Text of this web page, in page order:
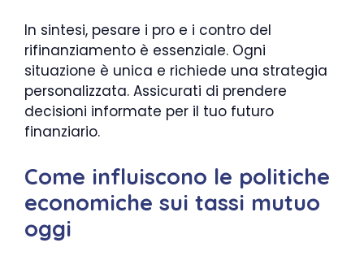
In sintesi, pesare i pro e i contro del
rifinanziamento è essenziale. Ogni
situazione è unica e richiede una strategia
personalizzata. Assicurati di prendere
decisioni informate per il tuo futuro
finanziario.
Come influiscono le politiche
economiche sui tassi mutuo
oggi